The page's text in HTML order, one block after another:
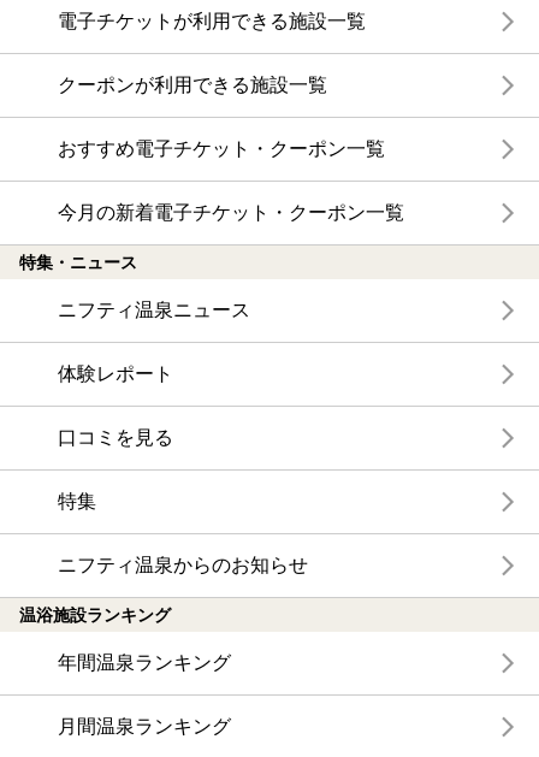
電子チケットが利用できる施設一覧
クーポンが利用できる施設一覧
おすすめ電子チケット・クーポン一覧
今月の新着電子チケット・クーポン一覧
特集・ニュース
ニフティ温泉ニュース
体験レポート
口コミを見る
特集
ニフティ温泉からのお知らせ
温浴施設ランキング
年間温泉ランキング
月間温泉ランキング